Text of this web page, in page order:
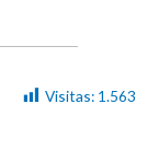
Visitas: 1.563